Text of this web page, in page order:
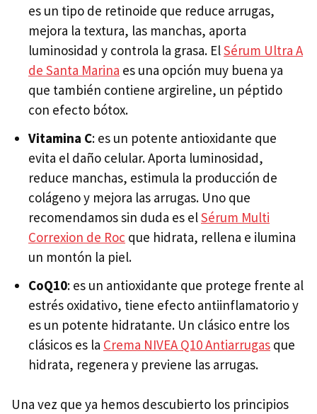
es un tipo de retinoide que reduce arrugas,
mejora la textura, las manchas, aporta
luminosidad y controla la grasa. ElSérum Ultra A
de Santa Marina es una opción muy buena ya
que también contiene argireline, un péptido
con efecto bótox.
Vitamina C: es un potente antioxidante que
evita el daño celular. Aporta luminosidad,
reduce manchas, estimula la producción de
colágeno y mejora las arrugas. Uno que
recomendamos sin duda es elSérum Multi
Correxion de Roc que hidrata, rellena e ilumina
un montón la piel.
CoQ10: es un antioxidante que protege frente al
estrés oxidativo, tiene efecto antiinflamatorio y
es un potente hidratante. Un clásico entre los
clásicos es la Crema NIVEA Q10 Antiarrugas que
hidrata, regenera y previene las arrugas.
Una vez que ya hemos descubierto los principios